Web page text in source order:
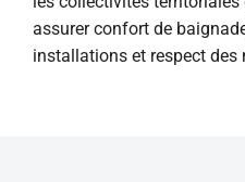
assurer confort de
installations et respect des